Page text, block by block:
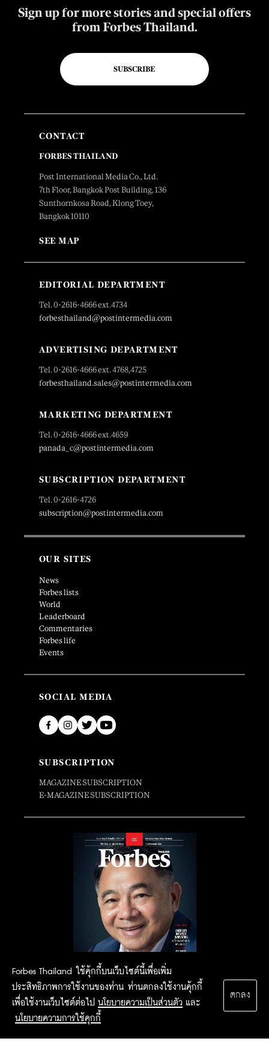
Forbes Thailand ใช้คุ้กกี้บนเว็บไซต์นี้เพื่อเพิ่ม
ประสิทธิภาพการใช้งานของท่าน ท่านตกลงใช้งานคุ้กกี้
เพื่อใช้งานเว็บไซต์ต่อไป นโยบายความเป็นส่วนตัว และ
นโยบายความการใช้คุกกี้
ตกลง
Sign up for more stories and special offers
from Forbes Thailand.
SUBSCRIBE
CONTACT
FORBES THAILAND
Post International Media Co., Ltd.
7th Floor, Bangkok Post Building, 136
Sunthornkosa Road, Klong Toey,
Bangkok 10110
SEE MAP
EDITORIAL DEPARTMENT
Tel. 0-2616-4666 ext.4734
forbesthailand@postintermedia.com
ADVERTISING DEPARTMENT
Tel. 0-2616-4666 ext. 4768,4725
forbesthailand.sales@postintermedia.com
MARKETING DEPARTMENT
Tel. 0-2616-4666 ext.4659
panada_c@postintermedia.com
SUBSCRIPTION DEPARTMENT
Tel. 0-2616-4726
subscription@postintermedia.com
OUR SITES
News
Forbes lists
World
Leaderboard
Commentaries
Forbes life
Events
SOCIAL MEDIA
SUBSCRIPTION
MAGAZINE SUBSCRIPTION
E-MAGAZINE SUBSCRIPTION
2015 Forbesthailand.com ALL RIGHTS RESERVED